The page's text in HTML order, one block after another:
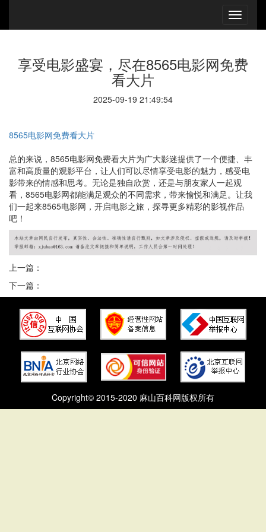
享受电影盛宴，尽在8565电影网免费
看大片
2025-09-19 21:49:54
8565电影网免费看大片
总的来说，8565电影网免费看大片为广大影迷提供了一个便捷、丰
富和高质量的观影平台，让人们可以尽情享受电影的魅力，感受电
影带来的情感和思考。无论是独自欣赏，还是与朋友家人一起观
看，8565电影网都能满足观众的不同需求，带来愉悦和满足。让我
们一起来8565电影网，开启电影之旅，探寻更多精彩的影视作品
吧！
上一篇：
下一篇：
Copyright© 2015-2020 麻山百科网版权所有